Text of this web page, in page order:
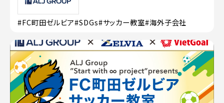
#FC町田ゼルビア#SDGs#サッカー教室#海外子会社